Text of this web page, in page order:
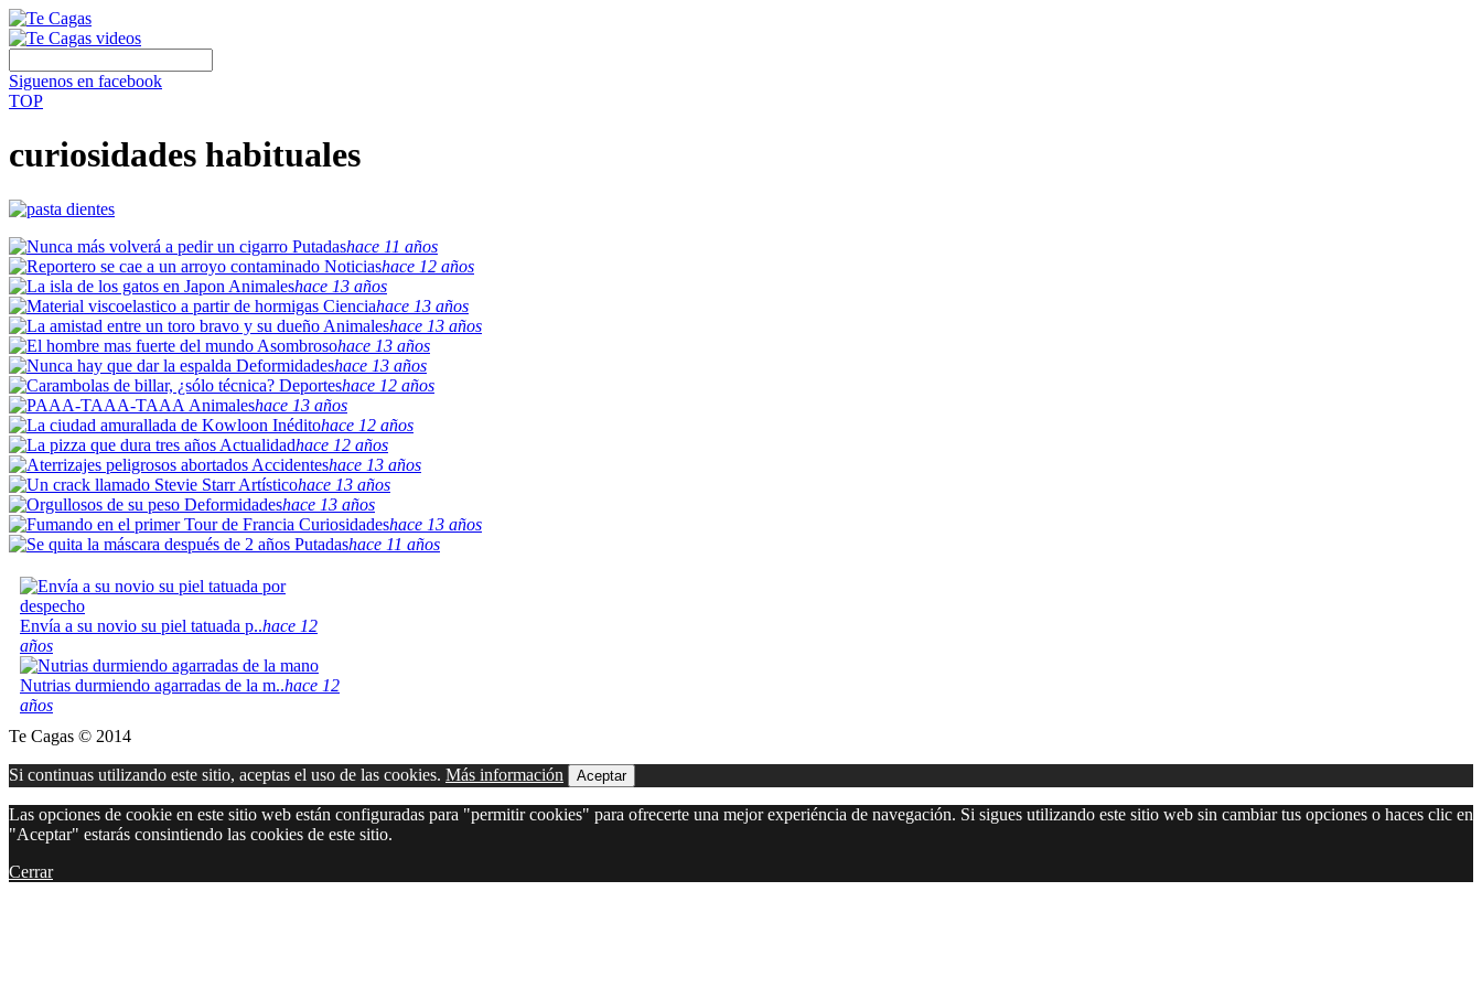
Siguenos en facebook
TOP
curiosidades habituales
Putadashace 11 años
Noticiashace 12 años
Animaleshace 13 años
Cienciahace 13 años
Animaleshace 13 años
Asombrosohace 13 años
Deformidadeshace 13 años
Deporteshace 12 años
Animaleshace 13 años
Inéditohace 12 años
Actualidadhace 12 años
Accidenteshace 13 años
Artísticohace 13 años
Deformidadeshace 13 años
Curiosidadeshace 13 años
Putadashace 11 años
Envía a su novio su piel tatuada p..hace 12
años
Nutrias durmiendo agarradas de la m..hace 12
años
Te Cagas © 2014
Si continuas utilizando este sitio, aceptas el uso de las cookies. Más información Aceptar
Las opciones de cookie en este sitio web están configuradas para "permitir cookies" para ofrecerte una mejor experiéncia de navegación. Si sigues utilizando este sitio web sin cambiar tus opciones o haces clic en
"Aceptar" estarás consintiendo las cookies de este sitio.
Cerrar